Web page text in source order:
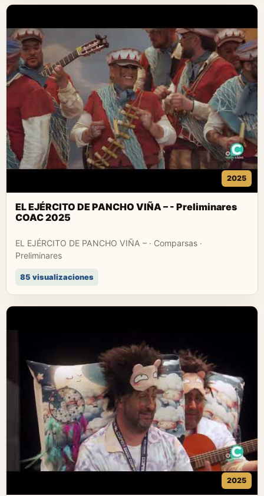
2025
EL EJÉRCITO DE PANCHO VIÑA – - Preliminares
COAC 2025
EL EJÉRCITO DE PANCHO VIÑA – · Comparsas ·
Preliminares
85 visualizaciones
2025